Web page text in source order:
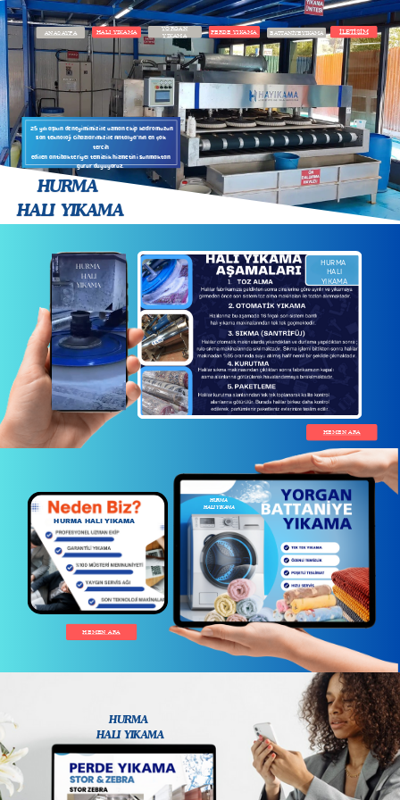
25 yılı aşkın deneyimimiz ile uzman ekip kadromuzun
son teknoloji cihazlarımız ile Antalya'nın en çok
tercih
edilen antibakteriyel temizlik hizmetini sunmaktan
gurur duyuyoruz.
YORGAN
YIKAMA
HALI YIKAMA PERDE YIKAMA BATTANİYE YIKAMA İLETİŞİM
HURMA
HALI YIKAMA
ANASAYFA
HURMA
HALI
YIKAMA
HURMA
HALI
YIKAMA
HEMEN ARA
HURMA HALI YIKAMA
HEMEN ARA
HURMA
HALI YIKAMA
HURMA
HALI YIKAMA